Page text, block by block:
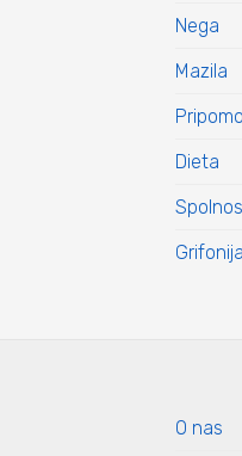
Nega
Mazila
Dieta
Grifonija
O nas